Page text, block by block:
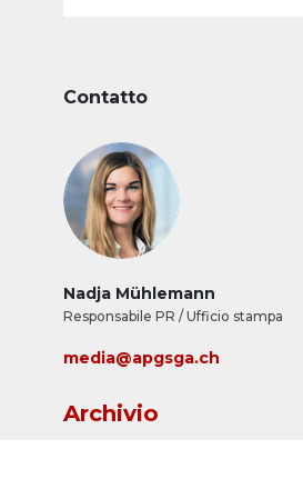
Contatto
Nadja Mühlemann
Responsabile PR / Ufficio stampa
media@apgsga.ch
Archivio